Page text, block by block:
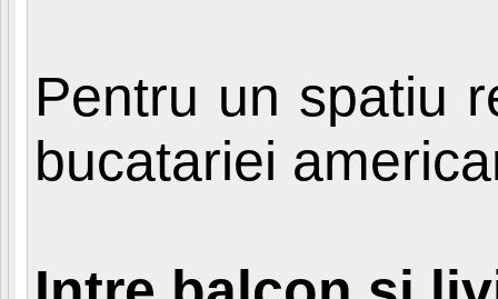
Pentru un spatiu
bucatariei